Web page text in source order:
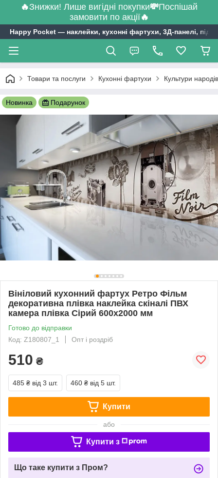
🔥Знижки! Лише вигідні покупки💸Поспішай
замовити по акції🔥
Happy Pocket ― наклейки, кухонні фартухи, 3Д-панелі,
Товари та послуги Кухонні фартухи Культури
Новинка Подарунок
Вініловий кухонний фартух Ретро Фільм
декоративна плівка наклейка скіналі ПВХ
камера плівка Сірий 600х2000 мм
Готово до відправки
Код: Z180807_1
Опт і роздріб
510 ₴
485 ₴ від 3 шт. 460 ₴ від 5 шт.
Купити
або
Купити з
Що таке купити з Пром?